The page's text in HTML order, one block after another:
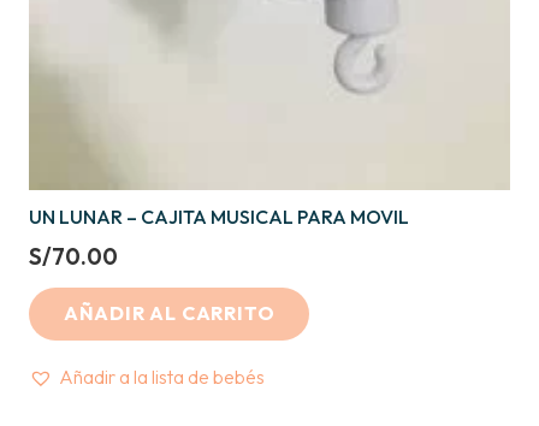
UN LUNAR – CAJITA MUSICAL PARA MOVIL
S/70.00
AÑADIR AL CARRITO
Añadir a la lista de bebés